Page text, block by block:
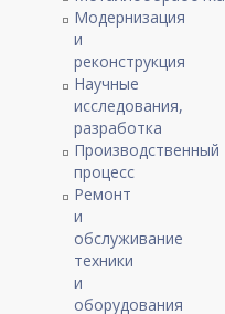
Модернизация
и
реконструкция
Научные
исследования,
разработка
Производственный
процесс
Ремонт
и
обслуживание
техники
и
оборудования